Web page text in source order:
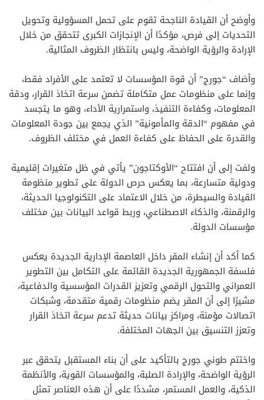
وأوضح أن القيادة الناجحة تقوم على تحمل المسؤولية وتحويل
التحديات إلى فرص، مؤكدًا أن الإنجازات الكبرى تتحقق من خلال
الإرادة والرؤية الواضحة، وليس بانتظار الظروف المثالية.
وأضاف “جورج” أن قوة المؤسسات لا تعتمد على الأفراد فقط،
وإنما على منظومات عمل متكاملة تضمن سرعة اتخاذ القرار، ودقة
المعلومات، وكفاءة التنفيذ، واستمرارية الأداء، وهو ما يتجسد
في مفهوم “الدقة والمأمونية” الذي يجمع بين جودة المعلومات
والقدرة على الحفاظ على كفاءة العمل في مختلف الظروف.
ولفت إلى أن افتتاح “الأوكتاجون” يأتي في ظل متغيرات إقليمية
ودولية متسارعة، بما يعكس حرص الدولة على تطوير منظومة
القيادة والسيطرة، من خلال الاعتماد على التكنولوجيا الحديثة،
والرقمنة، والذكاء الاصطناعي، وربط قواعد البيانات بين مختلف
مؤسسات الدولة.
كما أكد أن إنشاء المقر داخل العاصمة الإدارية الجديدة يعكس
فلسفة الجمهورية الجديدة القائمة على التكامل بين التطوير
العمراني والتحول الرقمي وتعزيز القدرات المؤسسية والدفاعية،
مشيرًا إلى أن المقر يضم منظومات رقمية متقدمة، وشبكات
اتصالات مؤمنة، ومراكز بيانات حديثة تدعم سرعة اتخاذ القرار
وتعزز التنسيق بين الجهات المختلفة.
واختتم طوني جورج بالتأكيد على أن بناء المستقبل يتحقق عبر
الرؤية الواضحة، والإرادة الصلبة، والمؤسسات القوية، والأنظمة
الذكية، والعمل المستمر، مشددًا على أن هذه العناصر تمثل